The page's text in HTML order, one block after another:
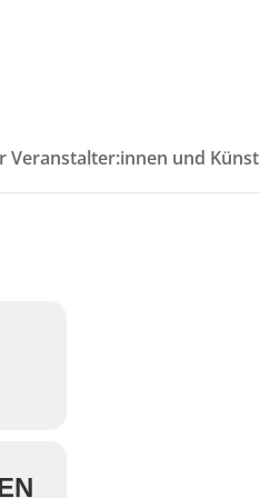
Veranstalter:innen und